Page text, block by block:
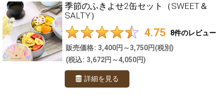
季節のふきよせ2缶セット（SWEET＆
SALTY）
4.75 8件のレビュー
販売価格: 3,400円～3,750円(税別)
(税込: 3,672円～4,050円)
詳細を見る